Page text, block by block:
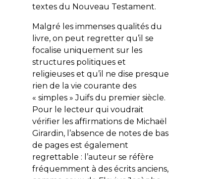
textes du Nouveau Testament.
Malgré les immenses qualités du
livre, on peut regretter qu’il se
focalise uniquement sur les
structures politiques et
religieuses et qu’il ne dise presque
rien de la vie courante des
« simples » Juifs du premier siècle.
Pour le lecteur qui voudrait
vérifier les affirmations de Michaël
Girardin, l’absence de notes de bas
de pages est également
regrettable : l’auteur se réfère
fréquemment à des écrits anciens,